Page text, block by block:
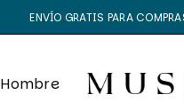
ENVÍO GRATIS PARA
Hombre